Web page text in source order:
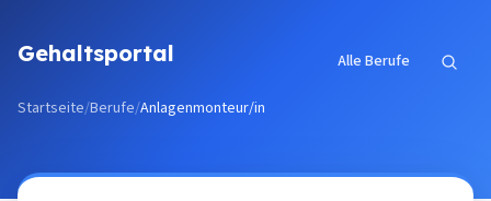
Gehaltsportal Alle Berufe
Startseite/Berufe/Anlagenmonteur/in